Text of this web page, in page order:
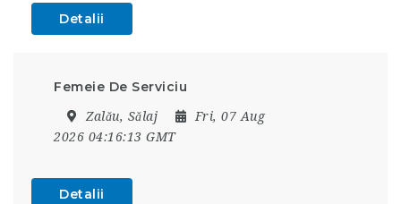
Detalii
Femeie De Serviciu
Zalău, Sălaj
Fri, 07 Aug
2026 04:16:13 GMT
Detalii